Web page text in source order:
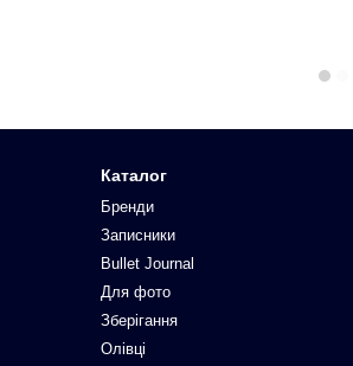
Каталог
Бренди
Записники
Bullet Journal
Для фото
Зберігання
Олівці